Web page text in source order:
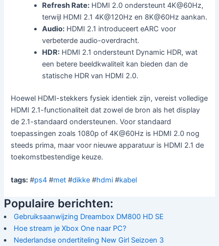
Refresh Rate: HDMI 2.0 ondersteunt 4K@60Hz,
terwijl HDMI 2.1 4K@120Hz en 8K@60Hz aankan.
Audio: HDMI 2.1 introduceert eARC voor
verbeterde audio-overdracht.
HDR: HDMI 2.1 ondersteunt Dynamic HDR, wat
een betere beeldkwaliteit kan bieden dan de
statische HDR van HDMI 2.0.
Hoewel HDMI-stekkers fysiek identiek zijn, vereist volledige
HDMI 2.1-functionaliteit dat zowel de bron als het display
de 2.1-standaard ondersteunen. Voor standaard
toepassingen zoals 1080p of 4K@60Hz is HDMI 2.0 nog
steeds prima, maar voor nieuwe apparatuur is HDMI 2.1 de
toekomstbestendige keuze.
tags: #ps4 #met #dikke #hdmi #kabel
Populaire berichten:
Gebruiksaanwijzing Dreambox DM800 HD SE
Hoe stream je Xbox One naar PC?
Nederlandse ondertiteling New Girl Seizoen 3